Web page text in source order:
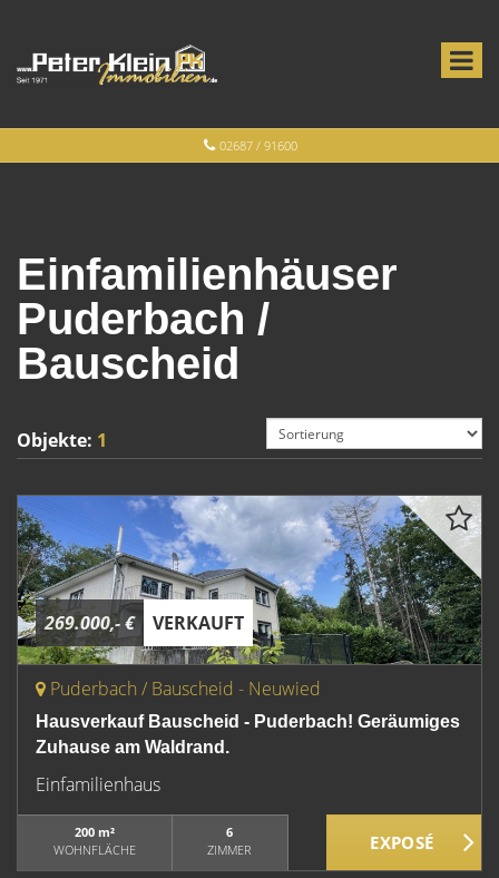
02687 / 91600
Einfamilienhäuser
Puderbach /
Bauscheid
Objekte: 1
269.000,- € VERKAUFT
Puderbach / Bauscheid - Neuwied
Hausverkauf Bauscheid - Puderbach! Geräumiges
Zuhause am Waldrand.
Einfamilienhaus
200 m²
WOHNFLÄCHE
6
ZIMMER